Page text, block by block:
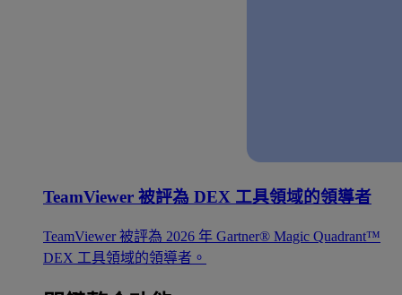
TeamViewer 被評為 DEX 工具領域的領導者
TeamViewer 被評為 2026 年 Gartner® Magic Quadrant™
DEX 工具領域的領導者。